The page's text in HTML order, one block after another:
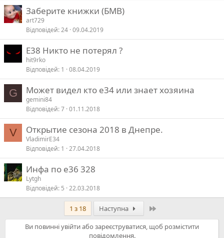
Заберите книжки (БМВ)
art729
Відповідей 24 09.04.2019
E38 Никто не потерял ?
hit9rko
Відповідей 1 08.04.2019
G Может видел кто е34 или знает хозяина
gemini84
Відповідей 7 01.11.2018
V Открытие сезона 2018 в Днепре.
VladimirE34
Відповідей 1 27.04.2018
Инфа по е36 328
Lytgh
Відповідей 5 22.03.2018
1 з 18 Наступна
Ви повинні увійти або зареєструватися, щоб розмістити
повідомлення.